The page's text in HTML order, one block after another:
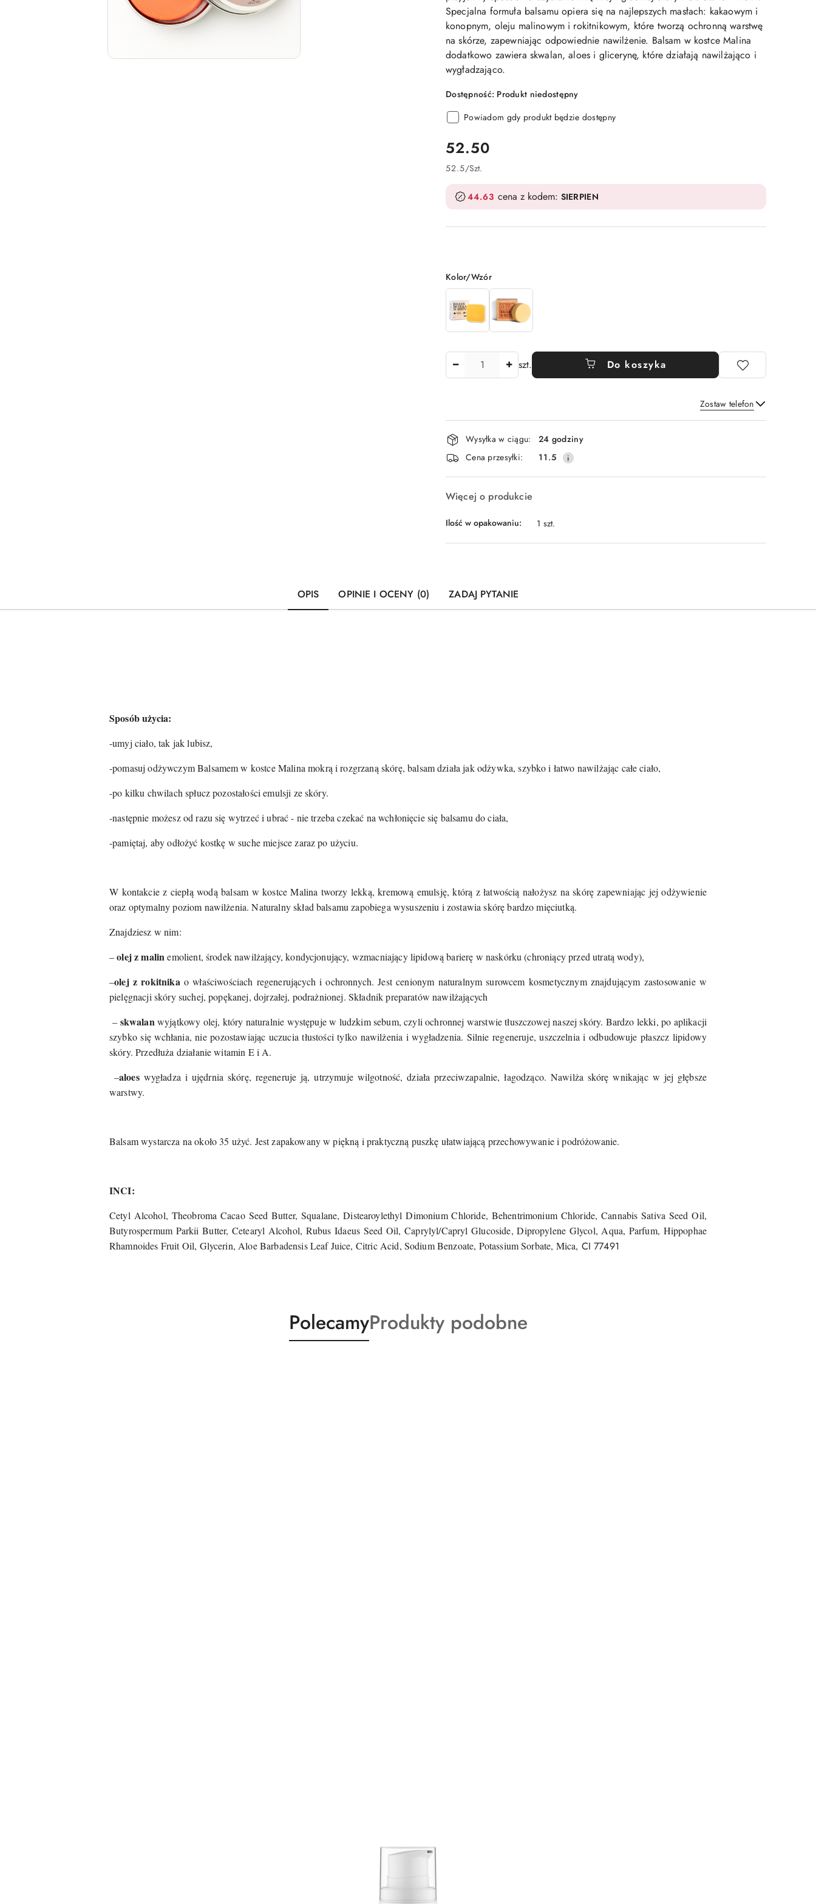
Specjalna formuła balsamu opiera się na najlepszych masłach: kakaowym i
konopnym, oleju malinowym i rokitnikowym, które tworzą ochronną warstwę
na skórze, zapewniając odpowiednie nawilżenie. Balsam w kostce Malina
dodatkowo zawiera skwalan, aloes i glicerynę, które działają nawilżająco i
wygładzająco.
Dostępność: Produkt niedostępny
Powiadom gdy produkt będzie dostępny
cena:
52.50
52.5/Szt.
44.63 cena z kodem: SIERPIEN
Wariant
Kolor/Wzór
szt. Do koszyka
Zostaw telefon
Wyślij
Dostępność
i
dostawa
Wysyłka w ciągu:
24 godziny
Cena przesyłki:
11.5
Więcej o produkcie
Ilość w opakowaniu: 1 szt.
OPIS OPINIE I OCENY (0) ZADAJ PYTANIE
Sposób użycia:
-umyj ciało, tak jak lubisz,
-pomasuj odżywczym Balsamem w kostce Malina mokrą i rozgrzaną skórę, balsam działa jak odżywka, szybko i łatwo nawilżając całe ciało,
-po kilku chwilach spłucz pozostałości emulsji ze skóry.
-następnie możesz od razu się wytrzeć i ubrać - nie trzeba czekać na wchłonięcie się balsamu do ciała,
-pamiętaj, aby odłożyć kostkę w suche miejsce zaraz po użyciu.
W kontakcie z ciepłą wodą balsam w kostce Malina tworzy lekką, kremową emulsję, którą z łatwością nałożysz na skórę zapewniając jej odżywienie
oraz optymalny poziom nawilżenia. Naturalny skład balsamu zapobiega wysuszeniu i zostawia skórę bardzo mięciutką.
Znajdziesz w nim:
–olej z malin emolient, środek nawilżający, kondycjonujący, wzmacniający lipidową barierę w naskórku (chroniący przed utratą wody),
–olej z rokitnika o właściwościach regenerujących i ochronnych. Jest cenionym naturalnym surowcem kosmetycznym znajdującym zastosowanie w
pielęgnacji skóry suchej, popękanej, dojrzałej, podrażnionej. Składnik preparatów nawilżających
– skwalan wyjątkowy olej, który naturalnie występuje w ludzkim sebum, czyli ochronnej warstwie tłuszczowej naszej skóry. Bardzo lekki, po aplikacji
szybko się wchłania, nie pozostawiając uczucia tłustości tylko nawilżenia i wygładzenia. Silnie regeneruje, uszczelnia i odbudowuje płaszcz lipidowy
skóry. Przedłuża działanie witamin E i A.
–aloeswygładza i ujędrnia skórę, regeneruje ją, utrzymuje wilgotność, działa przeciwzapalnie, łagodząco. Nawilża skórę wnikając w jej głębsze
warstwy.
Balsam wystarcza na około 35 użyć. Jest zapakowany w piękną i praktyczną puszkę ułatwiającą przechowywanie i podróżowanie.
INCI:
Cetyl Al​cohol, Theobroma Cacao Seed Butter, Squalane, Distearoylethyl Dimonium Chloride, Behentrimonium Chloride, Can​nabis Sat​iva Seed Oil,
Butyrospermum Parkii Butter, Cetearyl Al​cohol, Rubus Idaeus Seed Oil, Caprylyl/Capryl Glucoside, Dipropylene Glycol, Aqua, Parfum, Hippophae
Rhamnoides Fruit Oil, Glycerin, Aloe Barbadensis Leaf Juice, Citric Acid, Sodium Benzoate, Potassium Sorbate, Mica, CI 77491
Produkty
o
PolecamyProdukty
o
Produkty podobne